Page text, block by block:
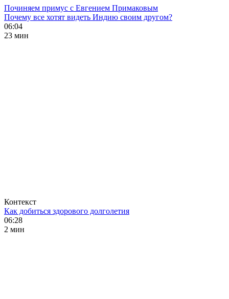
Починяем примус с Евгением Примаковым
Почему все хотят видеть Индию своим другом?
06:04
23 мин
Контекст
Как добиться здорового долголетия
06:28
2 мин